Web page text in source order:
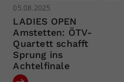
05.08.2025
LADIES OPEN
Amstetten: ÖTV-
Quartett schafft
Sprung ins
Achtelfinale